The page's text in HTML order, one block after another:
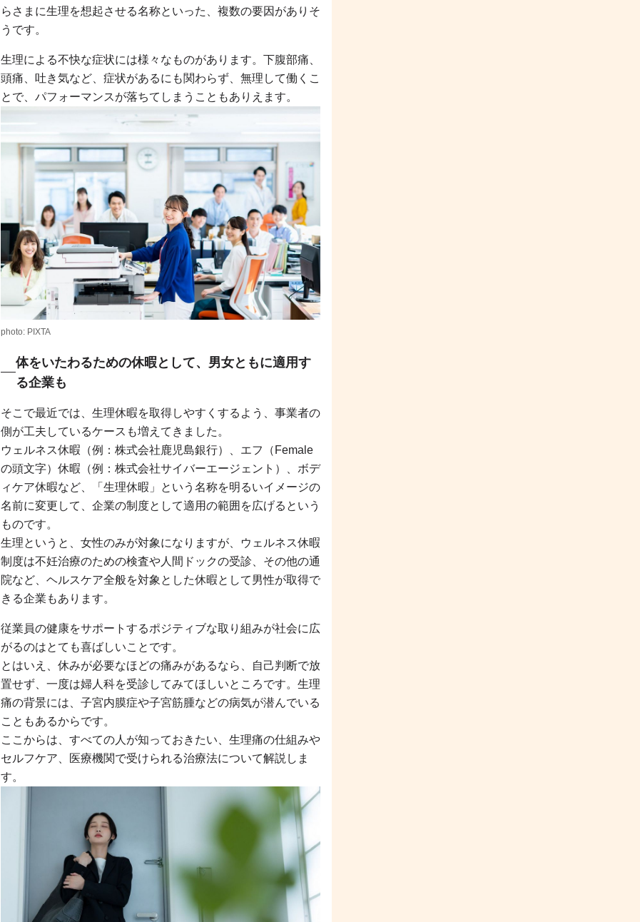
らさまに生理を想起させる名称といった、複数の要因がありそ
うです。
生理による不快な症状には様々なものがあります。下腹部痛、
頭痛、吐き気など、症状があるにも関わらず、無理して働くこ
とで、パフォーマンスが落ちてしまうこともありえます。
photo: PIXTA
体をいたわるための休暇として、男女ともに適用す
る企業も
そこで最近では、生理休暇を取得しやすくするよう、事業者の
側が工夫しているケースも増えてきました。
ウェルネス休暇（例：株式会社鹿児島銀行）、エフ（Female
の頭文字）休暇（例：株式会社サイバーエージェント）、ボデ
ィケア休暇など、「生理休暇」という名称を明るいイメージの
名前に変更して、企業の制度として適用の範囲を広げるという
ものです。
生理というと、女性のみが対象になりますが、ウェルネス休暇
制度は不妊治療のための検査や人間ドックの受診、その他の通
院など、ヘルスケア全般を対象とした休暇として男性が取得で
きる企業もあります。
従業員の健康をサポートするポジティブな取り組みが社会に広
がるのはとても喜ばしいことです。
とはいえ、休みが必要なほどの痛みがあるなら、自己判断で放
置せず、一度は婦人科を受診してみてほしいところです。生理
痛の背景には、子宮内膜症や子宮筋腫などの病気が潜んでいる
こともあるからです。
ここからは、すべての人が知っておきたい、生理痛の仕組みや
セルフケア、医療機関で受けられる治療法について解説しま
す。